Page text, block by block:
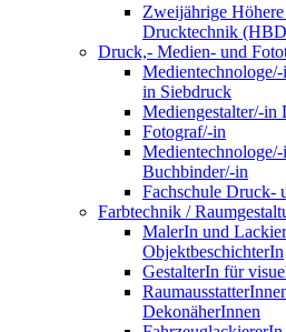
Zweijährige
Drucktechnik
Druck,- Medien- und
in Siebdruck
Mediengestalter/-in
Fotograf/-in
Buchbinder/-in
Fachschule Druck-
Farbtechnik /
MalerIn und
ObjektbeschichterIn
GestalterIn für
DekonäherInnen